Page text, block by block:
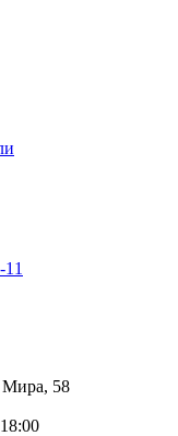
Мира, 58